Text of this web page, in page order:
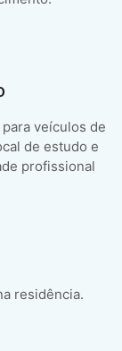
veículos de
de estudo e
profissional
residência.